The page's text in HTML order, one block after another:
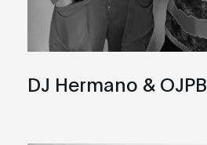
DJ Hermano & OJPB